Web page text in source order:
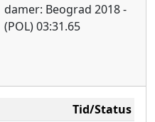
damer: Beograd 2018 -
(POL) 03:31.65
Tid/Status